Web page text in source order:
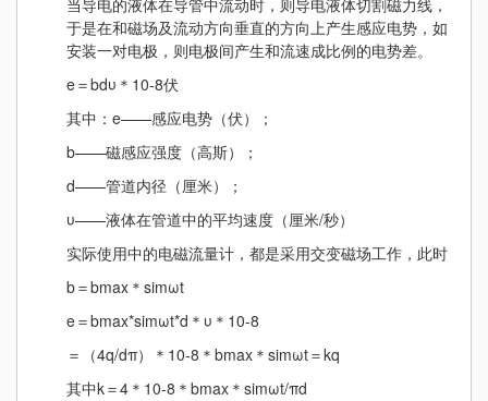
当导电的液体在导管中流动时，则导电液体切割磁力线，
于是在和磁场及流动方向垂直的方向上产生感应电势，如
安装一对电极，则电极间产生和流速成比例的电势差。
e＝bdυ＊10-8伏
其中：e——感应电势（伏）；
b——磁感应强度（高斯）；
d——管道内径（厘米）；
υ——液体在管道中的平均速度（厘米/秒）
实际使用中的电磁流量计，都是采用交变磁场工作，此时
b＝bmax＊simωt
e＝bmax*simωt*d＊υ＊10-8
＝（4q/dπ）＊10-8＊bmax＊simωt＝kq
其中k＝4＊10-8＊bmax＊simωt/πd